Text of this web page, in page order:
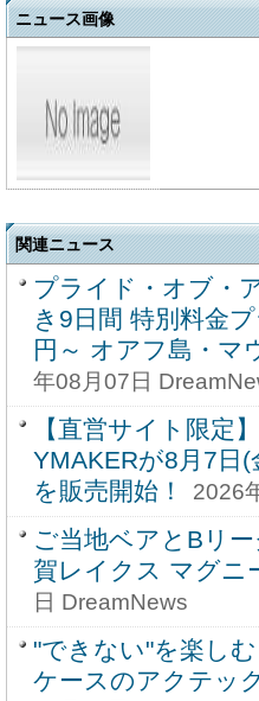
ニュース画像
関連ニュース
プライド・オブ・
き9日間 特別料金
円～ オアフ島・マ
年08月07日
【直営サイト限定
YMAKERが8月7日
を販売開始！
2026
ご当地ベアとBリ
賀レイクス マグニ
日 DreamNews
"できない"を楽し
ケースのアクテッ